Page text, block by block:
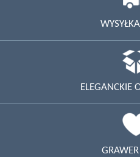
ELEGANCKIE